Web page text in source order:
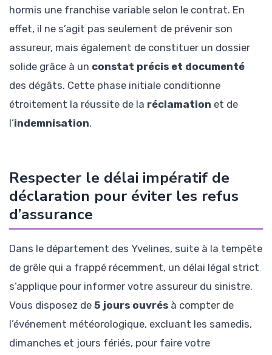
hormis une franchise variable selon le contrat. En
effet, il ne s’agit pas seulement de prévenir son
assureur, mais également de constituer un dossier
solide grâce à un constat précis et documenté
des dégâts. Cette phase initiale conditionne
étroitement la réussite de la réclamation et de
l’indemnisation.
Respecter le délai impératif de
déclaration pour éviter les refus
d’assurance
Dans le département des Yvelines, suite à la tempête
de grêle qui a frappé récemment, un délai légal strict
s’applique pour informer votre assureur du sinistre.
Vous disposez de 5 jours ouvrés à compter de
l’événement météorologique, excluant les samedis,
dimanches et jours fériés, pour faire votre